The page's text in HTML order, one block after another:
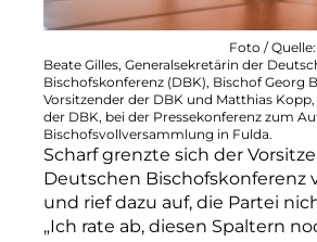
Beate Gilles, Generalsekretärin der
Bischofskonferenz (DBK), Bischof Georg
Vorsitzender der DBK und Matthias
der DBK, bei der Pressekonferenz zum
Bischofsvollversammlung in Fulda.
Foto /
Scharf grenzte sich der
Deutschen Bischofskonferenz
und rief dazu auf, die Partei
„Ich rate ab, diesen Spaltern